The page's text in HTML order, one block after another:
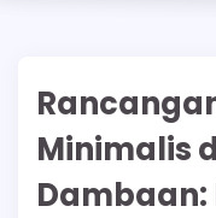
Minimalis
Dambaan: